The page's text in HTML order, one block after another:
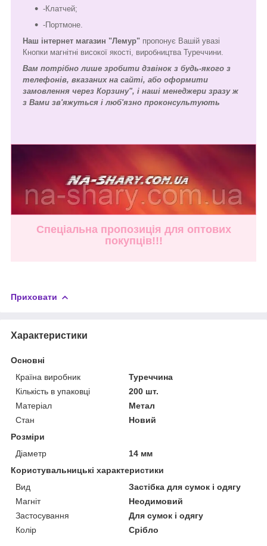
-Клатчей;
-Портмоне.
Наш інтернет магазин "Лемур" пропонує Вашій увазі
Кнопки магнітні високої якості, виробництва Туреччини.
Вам потрібно лише зробити дзвінок з будь-якого з
телефонів, вказаних на сайті, або оформити
замовлення через Корзину", і наші менеджери зразу ж
з Вами зв'яжуться і люб'язно проконсультують
Спеціальна пропозиція для оптових
покупців!!!
Приховати
Характеристики
Основні
Країна виробник
Туреччина
Кількість в упаковці
200 шт.
Матеріал
Метал
Стан
Новий
Розміри
Діаметр
14 мм
Користувальницькі характеристики
Вид
Застібка для сумок і одягу
Магніт
Неодимовий
Застосування
Для сумок і одягу
Колір
Срібло